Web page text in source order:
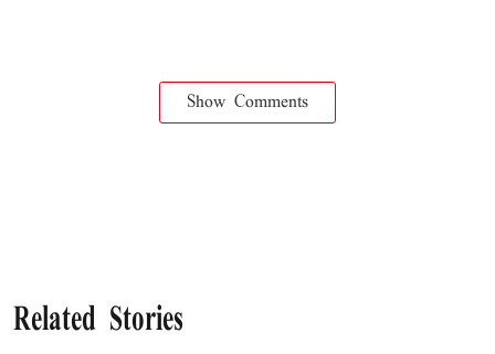
Show Comments
Related Stories